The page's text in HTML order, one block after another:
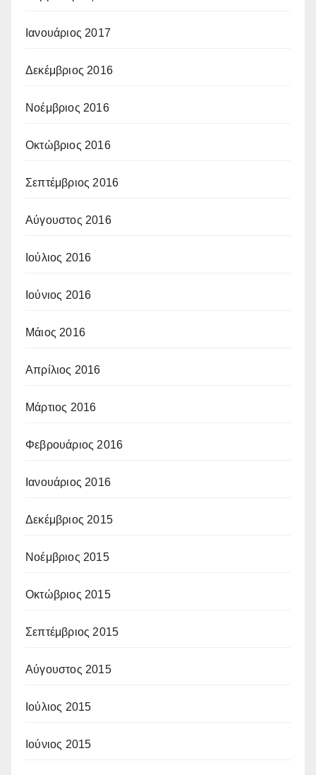
Ιανουάριος 2017
Δεκέμβριος 2016
Νοέμβριος 2016
Οκτώβριος 2016
Σεπτέμβριος 2016
Αύγουστος 2016
Ιούλιος 2016
Ιούνιος 2016
Μάιος 2016
Απρίλιος 2016
Μάρτιος 2016
Φεβρουάριος 2016
Ιανουάριος 2016
Δεκέμβριος 2015
Νοέμβριος 2015
Οκτώβριος 2015
Σεπτέμβριος 2015
Αύγουστος 2015
Ιούλιος 2015
Ιούνιος 2015